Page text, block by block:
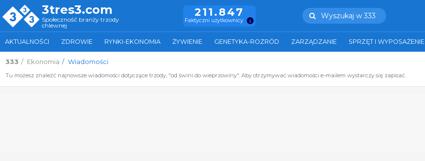
3tres3.com
Społeczność branży trzody
chlewnej
211.847
Faktyczni użytkownicy
Wyszukaj w 333
AKTUALNOŚCI ZDROWIE RYNKI-EKONOMIA ŻYWIENIE GENETYKA-ROZRÓD ZARZĄDZANIE SPRZĘT I WYPOSAŻENIE
333 Ekonomia Wiadomości
Tu możesz znaleźć najnowsze wiadomości dotyczące trzody, "od świni do wieprzowiny". Aby otrzymywać wiadomości e-mailem wystarczy się zapisać.